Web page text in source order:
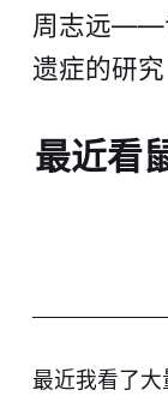
周志远——
遗症的研究
最近看
最近我看了